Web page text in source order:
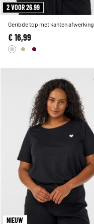
2 VOOR 26.99
Geribde top met kanten afwerking
€ 16,99
NIEUW